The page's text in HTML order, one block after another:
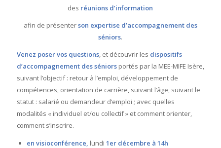
des réunions d’information
afin de présenterson expertise d’accompagnement des
séniors.
Venez poser vos questions, et découvrir les dispositifs
d’accompagnement des séniorsportés par la MEE-MIFE Isère,
suivant l’objectif : retour à l’emploi, développement de
compétences, orientation de carrière, suivant l’âge, suivant le
statut : salarié ou demandeur d’emploi ; avec quelles
modalités « individuel et/ou collectif » et comment orienter,
comment s’inscrire.
en visioconférence, lundi 1er décembre à 14h